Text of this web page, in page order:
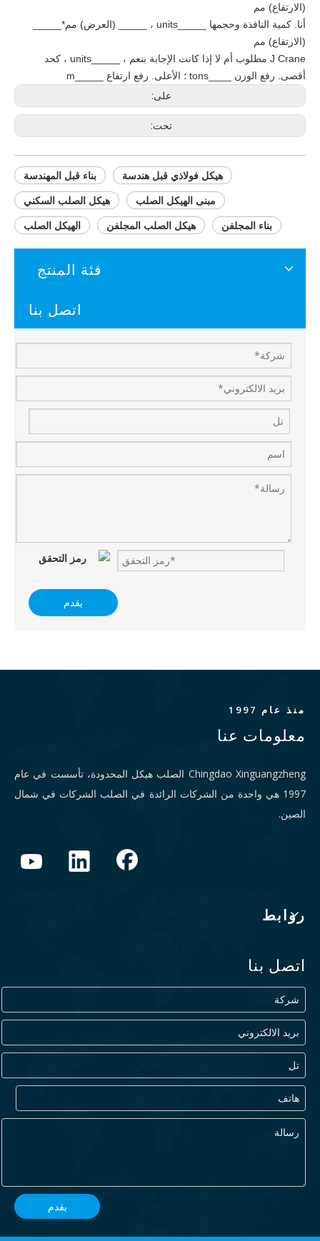
(الارتفاع) مم
أنا. كمية النافذة وحجمها _____units ، _____ (العرض) مم*_____
(الارتفاع) مم
J Crane مطلوب أم لا إذا كانت الإجابة بنعم ، _____units ، كحد
أقصى. رفع الوزن ____tons ؛ الأعلى. رفع ارتفاع _____m
على:
تحت:
بناء قبل المهندسة
هيكل فولاذي قبل هندسة
هيكل الصلب السكني
مبنى الهيكل الصلب
الهيكل الصلب
هيكل الصلب المجلفن بناء المجلفن
فئة المنتج
اتصل بنا
يقدم
منذ عام 1997
معلومات عنا
Chingdao Xinguangzheng الصلب هيكل المحدودة، تأسست في عام
1997 هي واحدة من الشركات الرائدة في الصلب الشركات في شمال
الصين.
روابط
اتصل بنا
يقدم